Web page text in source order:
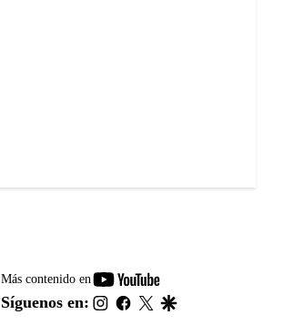
Más contenido en
youtube-
footer
Síguenos en: instagram
facebook
twitter